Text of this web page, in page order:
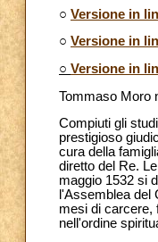
○ Versione in
○ Versione in
○ Versione in
Tommaso Moro
Compiuti gli
prestigioso
cura della
diretto del Re.
maggio 1532 si
l'Assemblea del
mesi di carcere,
nell'ordine